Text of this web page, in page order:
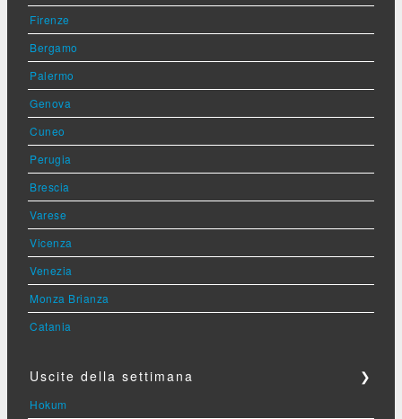
Firenze
Bergamo
Palermo
Genova
Cuneo
Perugia
Brescia
Varese
Vicenza
Venezia
Monza Brianza
Catania
Uscite della settimana ❯
Hokum